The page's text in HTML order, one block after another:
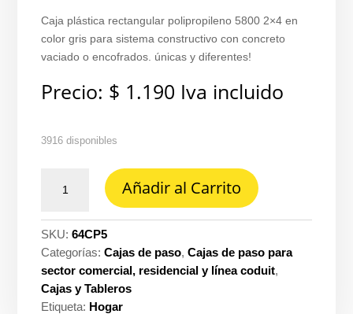
Caja plástica rectangular polipropileno 5800 2×4 en
color gris para sistema constructivo con concreto
vaciado o encofrados. únicas y diferentes!
Precio: $ 1.190 Iva incluido
3916 disponibles
plástica
polipropileno
5800
2X4
gris
Proelectricos
Añadir al Carrito
SKU:64CP5
Categorías:Cajas de paso,Cajas de paso para
sector comercial, residencial y línea coduit,
Cajas y Tableros
Etiqueta: Hogar